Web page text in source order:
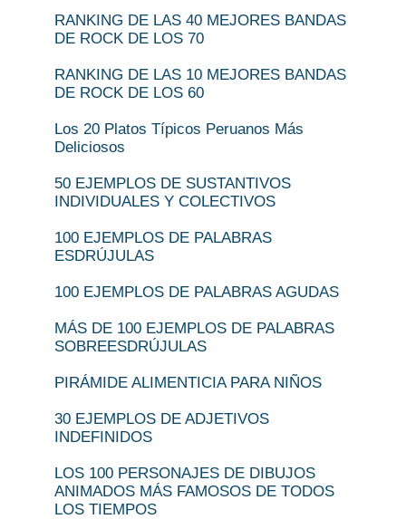
RANKING DE LAS 40 MEJORES BANDAS
DE ROCK DE LOS 70
RANKING DE LAS 10 MEJORES BANDAS
DE ROCK DE LOS 60
Los 20 Platos Típicos Peruanos Más
Deliciosos
50 EJEMPLOS DE SUSTANTIVOS
INDIVIDUALES Y COLECTIVOS
100 EJEMPLOS DE PALABRAS
ESDRÚJULAS
100 EJEMPLOS DE PALABRAS AGUDAS
MÁS DE 100 EJEMPLOS DE PALABRAS
SOBREESDRÚJULAS
PIRÁMIDE ALIMENTICIA PARA NIÑOS
30 EJEMPLOS DE ADJETIVOS
INDEFINIDOS
LOS 100 PERSONAJES DE DIBUJOS
ANIMADOS MÁS FAMOSOS DE TODOS
LOS TIEMPOS